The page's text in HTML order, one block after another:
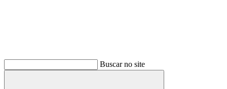
Buscar no site